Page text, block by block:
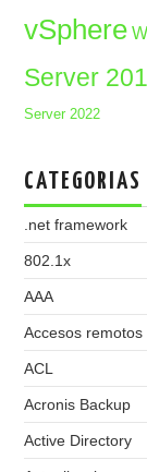
vSphere
Server
Server 2022
CATEGORIAS
.net framework
802.1x
AAA
Accesos remotos
ACL
Acronis Backup
Active Directory